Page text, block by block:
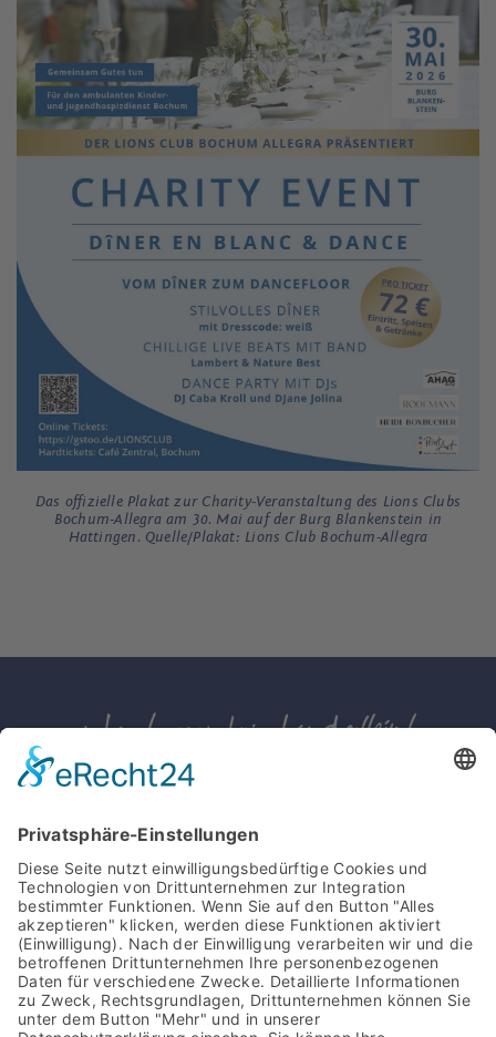
Das offizielle Plakat zur Charity-Veranstaltung des Lions Clubs
Bochum-Allegra am 30. Mai auf der Burg Blankenstein in
Hattingen. Quelle/Plakat: Lions Club Bochum-Allegra
DOWNLOADS
Wichtige Information für Spender*innen
Aufgrund gesetzlicher Änderungen bitten wir
Sie, als Zahlungsempfänger bis auf Weiteres
„Deutsche Kinderhospiz Dienste e.V.“